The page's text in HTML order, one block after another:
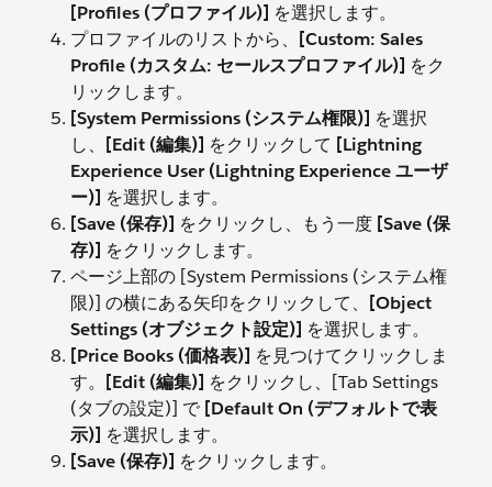
[Profiles (プロファイル)] を選択します。
プロファイルのリストから、
[Custom: Sales
Profile (カスタム: セールスプロファイル)] をク
リックします。
[System Permissions (システム権限)] を選択
し、
[Edit (編集)] をクリックして [Lightning
Experience User (Lightning Experience ユーザ
ー)] を選択します。
[Save (保存)] をクリックし、もう一度 [Save (保
存)] をクリックします。
ページ上部の [System Permissions (システム権
限)] の横にある矢印をクリックして、
[Object
Settings (オブジェクト設定)] を選択します。
[Price Books (価格表)] を見つけてクリックしま
す。
[Edit (編集)] をクリックし、[Tab Settings
(タブの設定)] で [Default On (デフォルトで表
示)] を選択します。
[Save (保存)] をクリックします。